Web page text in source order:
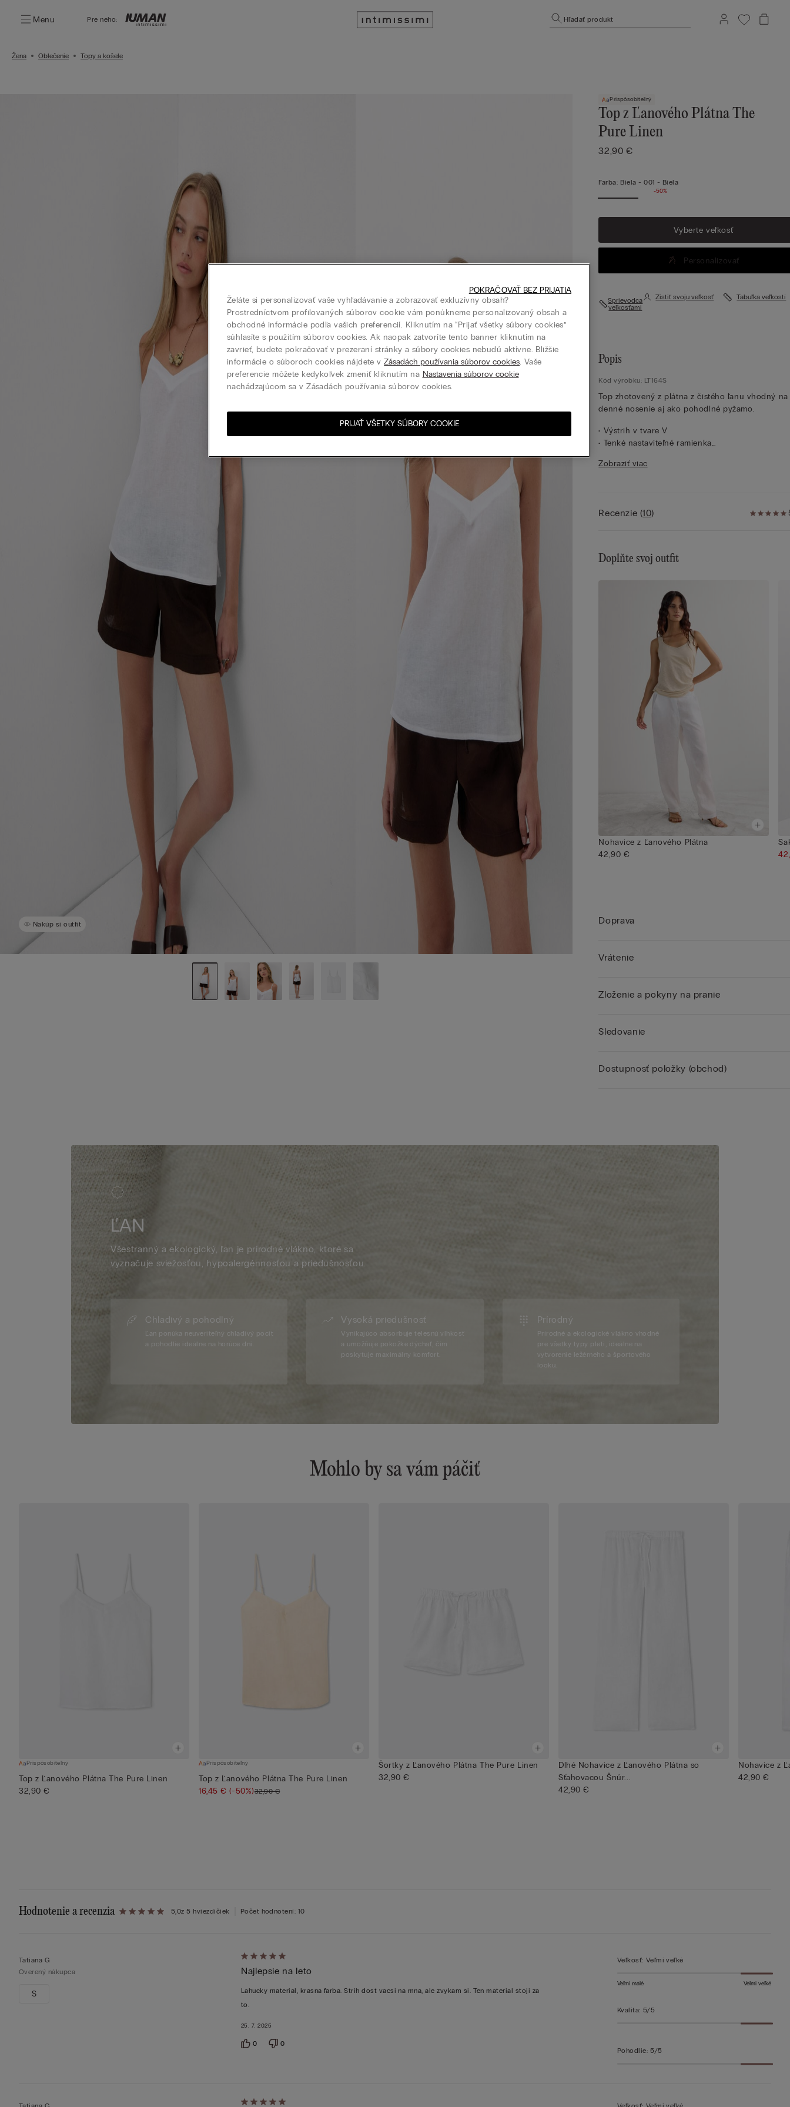
Menu Pre neho: Hľadať produkt
Žena Oblečenie Topy a košele
Nakúp si outfit
Prispôsobiteľný
Top z Ľanového Plátna The
Pure Linen
32,90 €
Farba: Biela -001 - Biela
-50%
Vyberte veľkosť
Personalizovať
Sprievodca
veľkosťami
Zistiť svoju veľkosť Tabuľka veľkostí
Popis
Kód výrobku: LT164S
Top zhotovený z plátna z čistého ľanu vhodný na
denné nosenie aj ako pohodlné pyžamo.
• Výstrih v tvare V
• Tenké nastaviteľné ramienka
• Klasický strih
Zobraziť viac
Recenzie (10)
Doplňte svoj outfit
Nohavice z Ľanového Plátna
42,90 €
Doprava
Vrátenie
Zloženie a pokyny na pranie
Sledovanie
Dostupnosť položky (obchod)
ĽAN
Všestranný a ekologický, ľan je prírodné vlákno, ktoré sa
vyznačuje sviežosťou, hypoalergénnosťou a priedušnosťou.
Chladivý a pohodlný
Ľan ponúka neuveriteľný chladivý pocit
a pohodlie ideálne na horúce dni.
Vysoká priedušnosť
Vynikajúco absorbuje telesnú vlhkosť
a umožňuje pokožke dýchať, čím
poskytuje maximálny komfort.
Prírodný
Prírodné a ekologické vlákno vhodné
pre všetky typy pleti, ideálne na
vytvorenie ležérneho a športového
looku.
Mohlo by sa vám páčiť
Prispôsobiteľný
Top z Ľanového Plátna The Pure Linen
32,90 €
Prispôsobiteľný
Top z Ľanového Plátna The Pure Linen
16,45 €(-50%)32,90 €
Šortky z Ľanového Plátna The Pure Linen
32,90 €
Dlhé Nohavice z Ľanového Plátna so
Sťahovacou Šnúr...
42,90 €
Nohavice z
42,90 €
Hodnotenie a recenzia 5,0z 5 hviezdičiek Počet hodnotení: 10
Tatiana G
Overený nákupca
S
Hodnotenie:
5
z 5
Najlepsie na leto
Lahucky material, krasna farba. Strih dost vacsi na mna, ale zvykam si. Ten material stoji za
to.
25. 7. 2025
0 0
Veľkosť: Veľmi veľké
Veľmi malé Veľmi veľké
Kvalita: 5/5
Pohodlie: 5/5
Hodnotenie:
Želáte si personalizovať vaše vyhľadávanie a zobrazovať exkluzívny obsah?
Prostredníctvom profilovaných súborov cookie vám ponúkneme personalizovaný obsah a
obchodné informácie podľa vašich preferencií. Kliknutím na “Prijať všetky súbory cookies”
súhlasíte s použitím súborov cookies. Ak naopak zatvoríte tento banner kliknutím na
zavrieť, budete pokračovať v prezeraní stránky a súbory cookies nebudú aktívne. Bližšie
informácie o súboroch cookies nájdete vZásadách používania súborov cookies. Vaše
preferencie môžete kedykoľvek zmeniť kliknutím na Nastavenia súborov cookie
nachádzajúcom sa v Zásadách používania súborov cookies.
PRIJAŤ VŠETKY SÚBORY COOKIE
POKRAČOVAŤ BEZ PRIJATIA